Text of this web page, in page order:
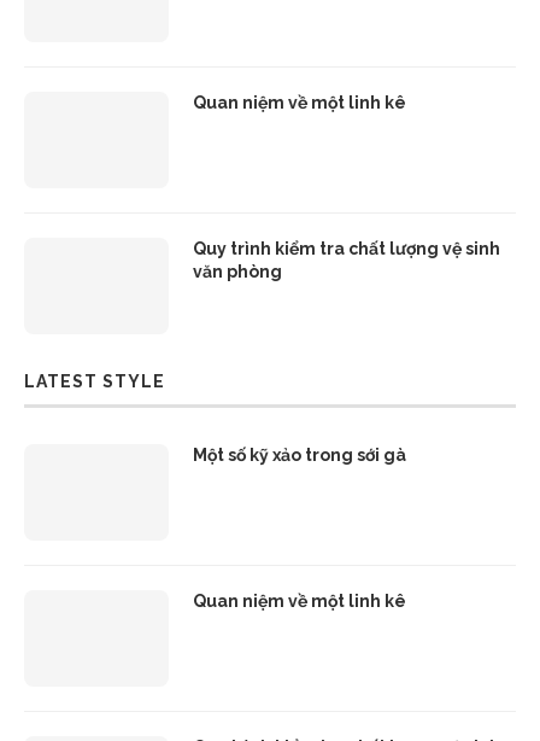
Quan niệm về một linh kê
Quy trình kiểm tra chất lượng vệ sinh
văn phòng
LATEST STYLE
Một số kỹ xảo trong sới gà
Quan niệm về một linh kê